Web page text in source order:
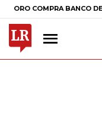
COMPRA BANCO DE LA